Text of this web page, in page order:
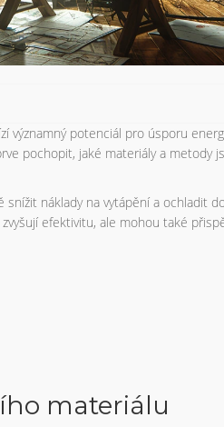
významný potenciál pro úsporu
pochopit, jaké materiály a metody
náklady na vytápění a ochladit
efektivitu, ale mohou také
materiálu